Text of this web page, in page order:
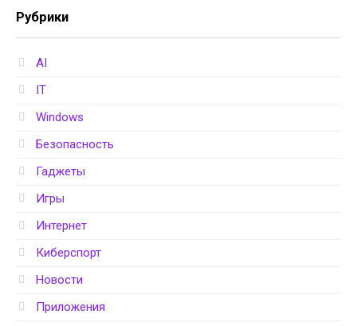
Рубрики
AI
IT
Windows
Безопасность
Гаджеты
Игры
Интернет
Киберспорт
Новости
Приложения